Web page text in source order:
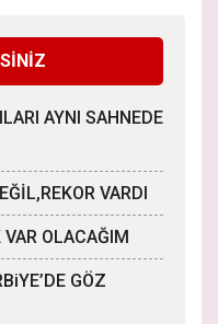
AYNI SAHNEDE
VARDI
OLACAĞIM
GÖZ